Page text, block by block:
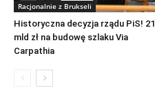
Racjonalnie z Brukseli
Historyczna decyzja rządu PiS! 21
mld zł na budowę szlaku Via
Carpathia